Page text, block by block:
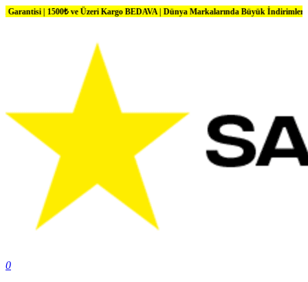
ve Üzeri Kargo BEDAVA | Dünya Markalarında Büyük İndirimler
0